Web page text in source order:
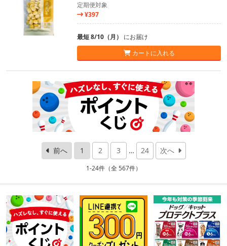
定期便対象
¥397
最短 8/10（月） にお届け
カートに入れる
前へ 1 2 3 … 24 次へ
1-24件（全 567件）